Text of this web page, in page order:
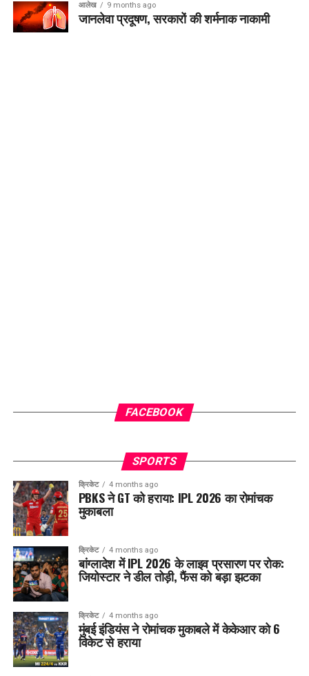
आलेख 9 months ago
जानलेवा प्रदूषण, सरकारों की शर्मनाक नाकामी
FACEBOOK
SPORTS
क्रिकेट 4 months ago
PBKS ने GT को हराया: IPL 2026 का रोमांचक
मुकाबला
क्रिकेट 4 months ago
बांग्लादेश में IPL 2026 के लाइव प्रसारण पर रोक:
जियोस्टार ने डील तोड़ी, फैंस को बड़ा झटका
क्रिकेट 4 months ago
मुंबई इंडियंस ने रोमांचक मुकाबले में केकेआर को 6
विकेट से हराया